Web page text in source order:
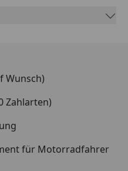
Wunsch)
Zahlarten)
für Motorradfahrer